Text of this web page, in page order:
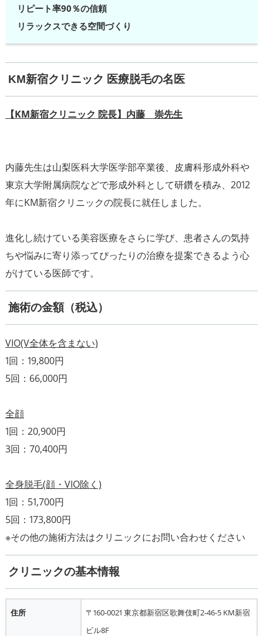
リピート率90％の信頼
リラックスできる空間づくり
KM新宿クリニック 医療脱毛の名医
【KM新宿クリニック 院長】内藤 崇先生
内藤先生は山梨医科大学医学部卒業後、皮膚科形成外科や
東京大学附属病院などで形成外科として研鑽を積み、2012
年にKM新宿クリニックの院長に就任しました。
進化し続けている美容医療をさらに学び、患者さんの気持
ちや悩みに寄り添ってぴったりの治療を提案できるよう心
施術の金額（税込）
VIO(V全体を含まない)
1回：19,800円
5回：66,000円
全顔
1回：20,900円
3回：70,400円
全身脱毛(顔・VIO除く)
1回：51,700円
5回：173,800円
クリニックの基本情報
住所
〒160-0021 東京都新宿区歌舞伎町2-46-5 KM新宿
ビル8F